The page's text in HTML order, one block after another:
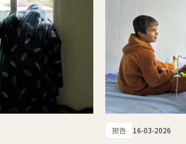
报告 16-03-2026